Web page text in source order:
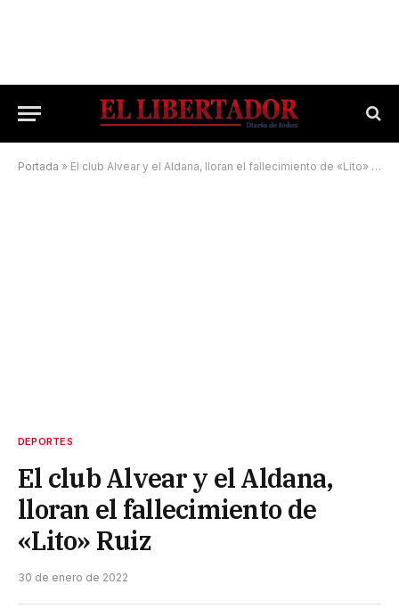
Portada » El club Alvear y el Aldana, lloran el fallecimiento de «Lito» Ruiz
DEPORTES
El club Alvear y el Aldana,
lloran el fallecimiento de
«Lito» Ruiz
30 de enero de 2022